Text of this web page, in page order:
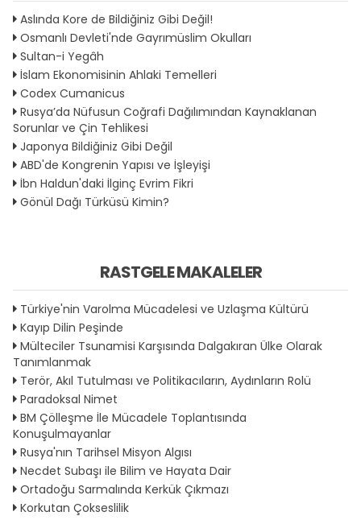
Aslında Kore de Bildiğiniz Gibi Değil!
Osmanlı Devleti'nde Gayrımüslim Okulları
Sultan-i Yegâh
İslam Ekonomisinin Ahlaki Temelleri
Codex Cumanicus
Rusya’da Nüfusun Coğrafi Dağılımından Kaynaklanan
Sorunlar ve Çin Tehlikesi
Japonya Bildiğiniz Gibi Değil
ABD'de Kongrenin Yapısı ve İşleyişi
İbn Haldun'daki İlginç Evrim Fikri
Gönül Dağı Türküsü Kimin?
RASTGELE MAKALELER
Türkiye'nin Varolma Mücadelesi ve Uzlaşma Kültürü
Kayıp Dilin Peşinde
Mülteciler Tsunamisi Karşısında Dalgakıran Ülke Olarak
Tanımlanmak
Terör, Akıl Tutulması ve Politikacıların, Aydınların Rolü
Paradoksal Nimet
BM Çölleşme İle Mücadele Toplantısında
Konuşulmayanlar
Rusya'nın Tarihsel Misyon Algısı
Necdet Subaşı ile Bilim ve Hayata Dair
Ortadoğu Sarmalında Kerkük Çıkmazı
Korkutan Çokseslilik